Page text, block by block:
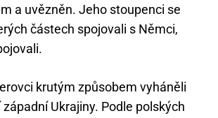
a uvězněn. Jeho stoupenci se
částech spojovali s Němci,
krutým způsobem vyháněli
Ukrajiny. Podle polských